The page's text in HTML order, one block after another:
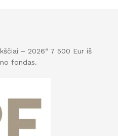
– 2026“ 7 500 Eur iš
fondas.